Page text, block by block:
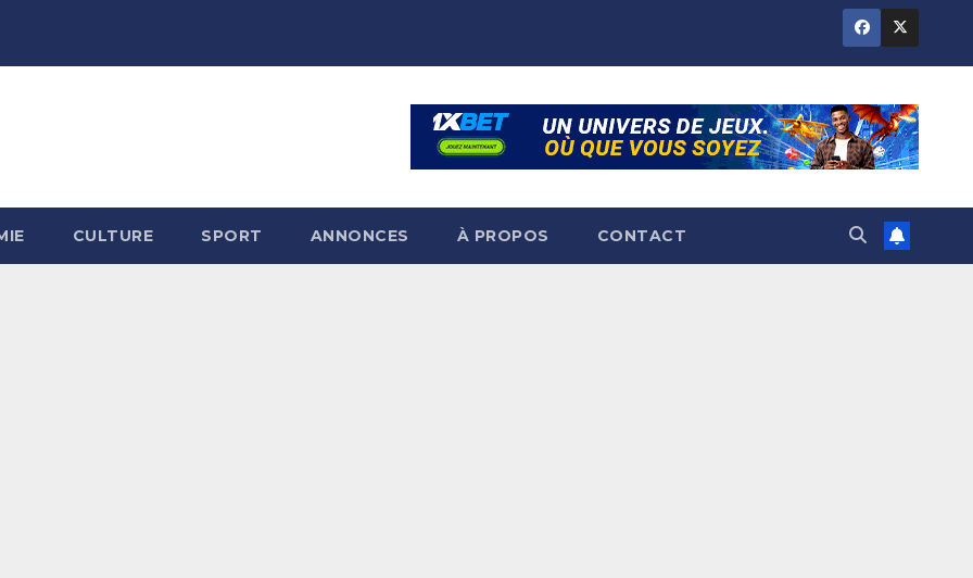
CULTURE SPORT ANNONCES À PROPOS CONTACT